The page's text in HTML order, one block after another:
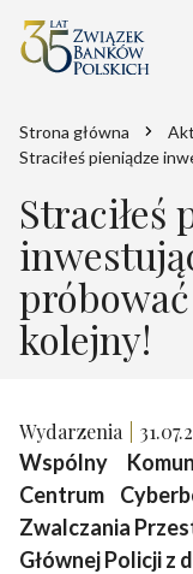
Strona główna
Straciłeś pieniądze
Straciłeś
kolejny!
Wydarzenia
Wspólny
Centrum
Zwalczania
Głównej Policji z